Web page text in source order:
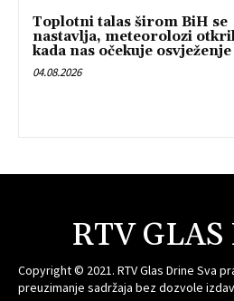
Toplotni talas širom BiH se
nastavlja, meteorolozi
kada nas očekuje osvježenje
04.08.2026
RTV
Copyright © 2021. RTV Glas Drine Sva
preuzimanje sadržaja bez dozvole